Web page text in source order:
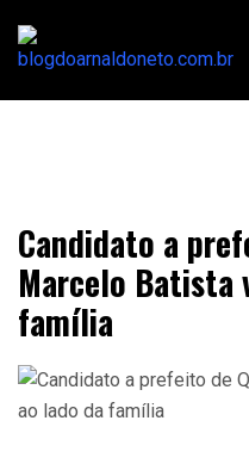
Candidato a
Marcelo Batista
família